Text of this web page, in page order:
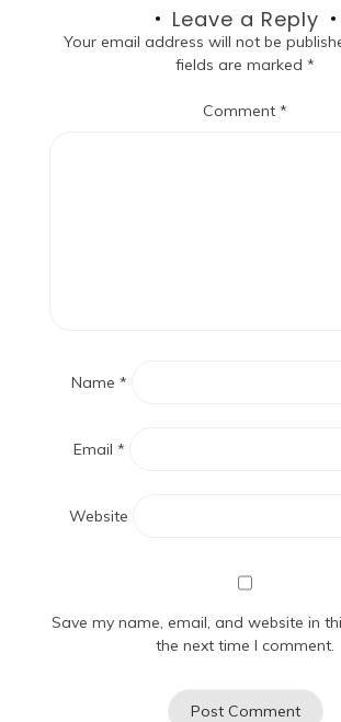
Leave a Reply
Your email address will not be
fields are marked*
Comment*
Name *
Email *
Website
Save my name, email, and website in
the next time I comment.